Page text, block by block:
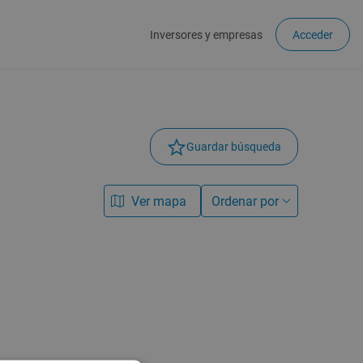
Inversores y empresas Acceder
Guardar búsqueda
Ver mapa Ordenar por